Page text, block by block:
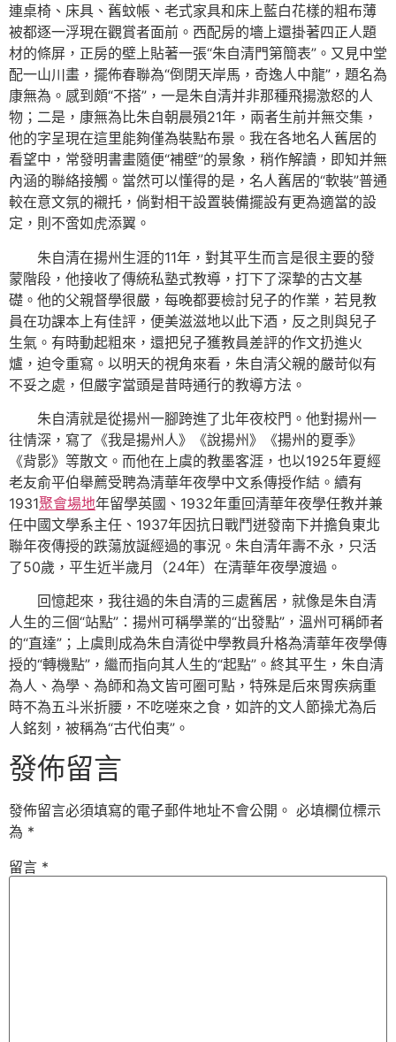
連桌椅、床具、舊蚊帳、老式家具和床上藍白花樣的粗布薄
被都逐一浮現在觀賞者面前。西配房的墻上還掛著四正人題
材的條屏，正房的壁上貼著一張“朱自清門第簡表”。又見中堂
配一山川畫，擺佈春聯為“倒閉天岸馬，奇逸人中龍”，題名為
康無為。感到頗“不搭”，一是朱自清并非那種飛揚激怒的人
物；二是，康無為比朱自朝晨殞21年，兩者生前并無交集，
他的字呈現在這里能夠僅為裝點布景。我在各地名人舊居的
看望中，常發明書畫隨便“補壁”的景象，稍作解讀，即知并無
內涵的聯絡接觸。當然可以懂得的是，名人舊居的“軟裝”普通
較在意文氛的襯托，倘對相干設置裝備擺設有更為適當的設
定，則不啻如虎添翼。
朱自清在揚州生涯的11年，對其平生而言是很主要的發
蒙階段，他接收了傳統私塾式教導，打下了深摯的古文基
礎。他的父親督學很嚴，每晚都要檢討兒子的作業，若見教
員在功課本上有佳評，便美滋滋地以此下酒，反之則與兒子
生氣。有時動起粗來，還把兒子獲教員差評的作文扔進火
爐，迫令重寫。以明天的視角來看，朱自清父親的嚴苛似有
不妥之處，但嚴字當頭是昔時通行的教導方法。
朱自清就是從揚州一腳跨進了北年夜校門。他對揚州一
往情深，寫了《我是揚州人》《說揚州》《揚州的夏季》
《背影》等散文。而他在上虞的教墨客涯，也以1925年夏經
老友俞平伯舉薦受聘為清華年夜學中文系傳授作結。續有
1931聚會場地年留學英國、1932年重回清華年夜學任教并兼
任中國文學系主任、1937年因抗日戰鬥迸發南下并擔負東北
聯年夜傳授的跌蕩放誕經過的事況。朱自清年壽不永，只活
了50歲，平生近半歲月（24年）在清華年夜學渡過。
回憶起來，我往過的朱自清的三處舊居，就像是朱自清
人生的三個“站點”：揚州可稱學業的“出發點”，溫州可稱師者
的“直達”；上虞則成為朱自清從中學教員升格為清華年夜學傳
授的“轉機點”，繼而指向其人生的“起點”。終其平生，朱自清
為人、為學、為師和為文皆可圈可點，特殊是后來胃疾病重
時不為五斗米折腰，不吃嗟來之食，如許的文人節操尤為后
人銘刻，被稱為“古代伯夷”。
發佈留言
發佈留言必須填寫的電子郵件地址不會公開。 必填欄位標示
為 *
留言 *